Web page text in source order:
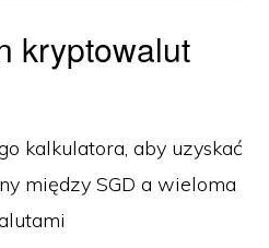
kryptowalut
kalkulatora, aby uzyskać
między SGD a wieloma